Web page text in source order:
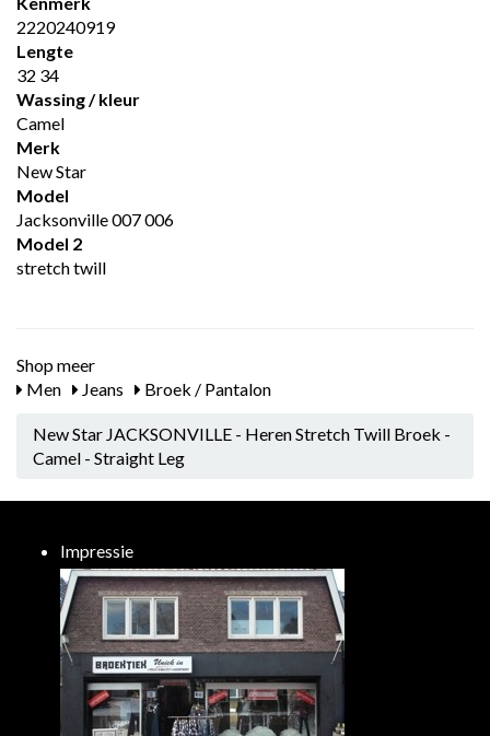
2220240919
Lengte
32 34
Wassing / kleur
Camel
Merk
New Star
Model
Jacksonville 007 006
Model 2
stretch twill
Shop meer
Men
Jeans Broek / Pantalon
New Star JACKSONVILLE - Heren Stretch Twill Broek -
Camel - Straight Leg
Impressie